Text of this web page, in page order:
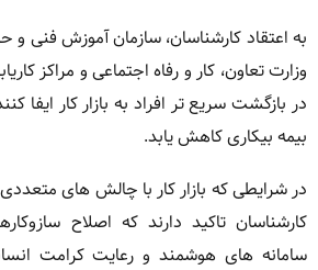
به اعتقاد کارشناسان، سازمان آموزش فنی و
وزارت تعاون، کار و رفاه اجتماعی و مراکز
در بازگشت سریع تر افراد به بازار کار ایفا
بیمه بیکاری کاهش یابد.
در شرایطی که بازار کار با چالش های
کارشناسان تاکید دارند که اصلاح
سامانه های هوشمند و رعایت کرامت